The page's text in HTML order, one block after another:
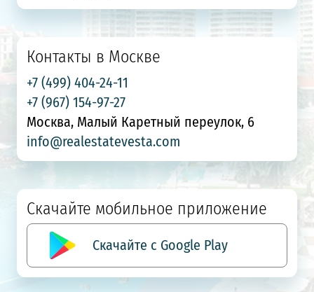
Контакты в Москве
+7 (499) 404-24-11
+7 (967) 154-97-27
Москва, Малый Каретный переулок, 6
info@realestatevesta.com
Скачайте мобильное приложение
Скачайте с Google Play